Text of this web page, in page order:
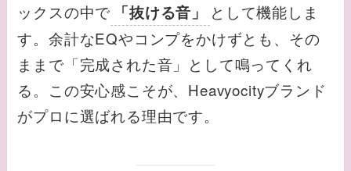
ックスの中で 「抜ける音」
として機能しま
す。余計なEQやコンプをかけずとも、その
ままで「完成された音」として鳴ってくれ
る。この安心感こそが、Heavyocityブランド
がプロに選ばれる理由です。